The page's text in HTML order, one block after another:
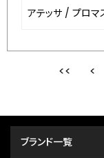
アテッサ / プロマ
ブランド一覧